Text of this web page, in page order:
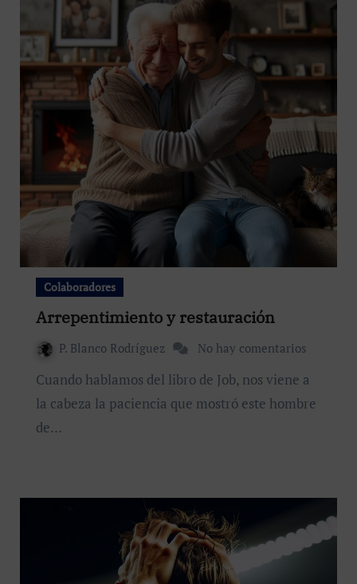
Colaboradores
Arrepentimiento y restauración
P. Blanco Rodríguez No hay comentarios
Cuando hablamos del libro de Job, nos viene a
la cabeza la paciencia que mostró este hombre
de…